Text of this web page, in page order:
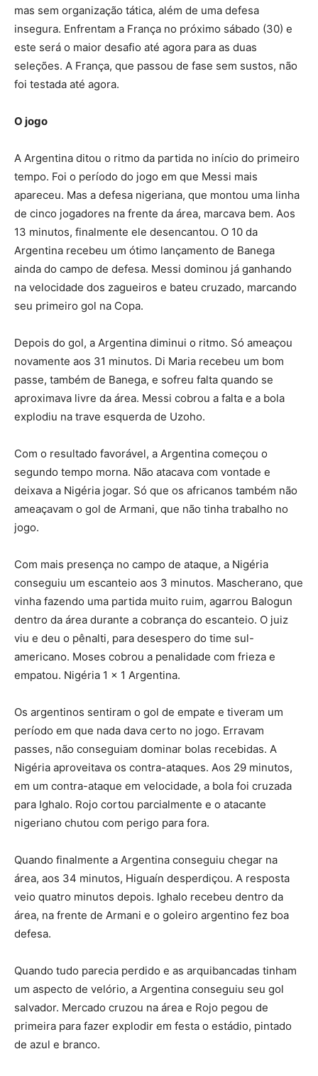
mas sem organização tática, além de uma defesa
insegura. Enfrentam a França no próximo sábado (30) e
este será o maior desafio até agora para as duas
seleções. A França, que passou de fase sem sustos, não
foi testada até agora.
O jogo
A Argentina ditou o ritmo da partida no início do primeiro
tempo. Foi o período do jogo em que Messi mais
apareceu. Mas a defesa nigeriana, que montou uma linha
de cinco jogadores na frente da área, marcava bem. Aos
13 minutos, finalmente ele desencantou. O 10 da
Argentina recebeu um ótimo lançamento de Banega
ainda do campo de defesa. Messi dominou já ganhando
na velocidade dos zagueiros e bateu cruzado, marcando
seu primeiro gol na Copa.
Depois do gol, a Argentina diminui o ritmo. Só ameaçou
novamente aos 31 minutos. Di Maria recebeu um bom
passe, também de Banega, e sofreu falta quando se
aproximava livre da área. Messi cobrou a falta e a bola
explodiu na trave esquerda de Uzoho.
Com o resultado favorável, a Argentina começou o
segundo tempo morna. Não atacava com vontade e
deixava a Nigéria jogar. Só que os africanos também não
ameaçavam o gol de Armani, que não tinha trabalho no
jogo.
Com mais presença no campo de ataque, a Nigéria
conseguiu um escanteio aos 3 minutos. Mascherano, que
vinha fazendo uma partida muito ruim, agarrou Balogun
dentro da área durante a cobrança do escanteio. O juiz
viu e deu o pênalti, para desespero do time sul-
americano. Moses cobrou a penalidade com frieza e
empatou. Nigéria 1 x 1 Argentina.
Os argentinos sentiram o gol de empate e tiveram um
período em que nada dava certo no jogo. Erravam
passes, não conseguiam dominar bolas recebidas. A
Nigéria aproveitava os contra-ataques. Aos 29 minutos,
em um contra-ataque em velocidade, a bola foi cruzada
para Ighalo. Rojo cortou parcialmente e o atacante
nigeriano chutou com perigo para fora.
Quando finalmente a Argentina conseguiu chegar na
área, aos 34 minutos, Higuaín desperdiçou. A resposta
veio quatro minutos depois. Ighalo recebeu dentro da
área, na frente de Armani e o goleiro argentino fez boa
defesa.
Quando tudo parecia perdido e as arquibancadas tinham
um aspecto de velório, a Argentina conseguiu seu gol
salvador. Mercado cruzou na área e Rojo pegou de
primeira para fazer explodir em festa o estádio, pintado
de azul e branco.